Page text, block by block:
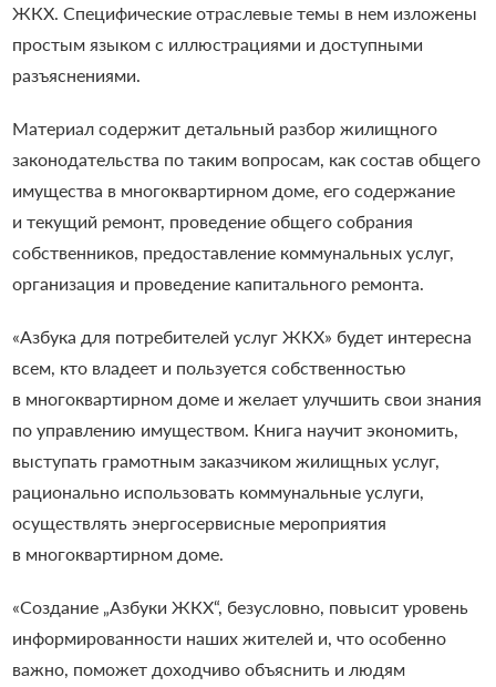
ЖКХ. Специфические отраслевые темы в нем изложены
простым языком с иллюстрациями и доступными
разъяснениями.
Материал содержит детальный разбор жилищного
законодательства по таким вопросам, как состав общего
имущества в многоквартирном доме, его содержание
и текущий ремонт, проведение общего собрания
собственников, предоставление коммунальных услуг,
организация и проведение капитального ремонта.
«Азбука для потребителей услуг ЖКХ» будет интересна
всем, кто владеет и пользуется собственностью
в многоквартирном доме и желает улучшить свои знания
по управлению имуществом. Книга научит экономить,
выступать грамотным заказчиком жилищных услуг,
рационально использовать коммунальные услуги,
осуществлять энергосервисные мероприятия
в многоквартирном доме.
«Создание „Азбуки ЖКХ“, безусловно, повысит уровень
информированности наших жителей и, что особенно
важно, поможет доходчиво объяснить и людям